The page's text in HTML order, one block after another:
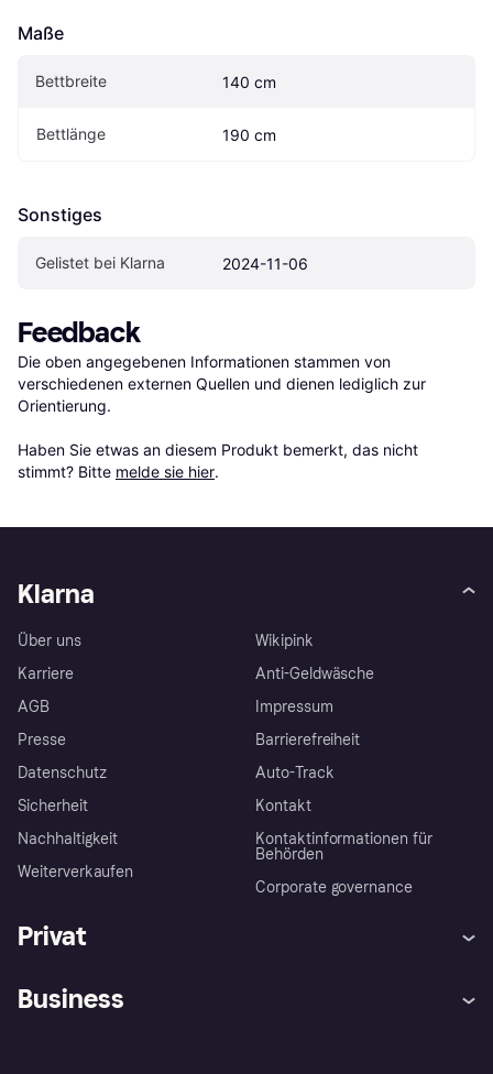
Maße
Bettbreite 140 cm
Bettlänge 190 cm
Sonstiges
Gelistet bei Klarna 2024-11-06
Feedback
Die oben angegebenen Informationen stammen von
verschiedenen externen Quellen und dienen lediglich zur
Orientierung.
Haben Sie etwas an diesem Produkt bemerkt, das nicht
stimmt? Bitte melde sie hier.
Klarna
Über uns
Karriere
AGB
Presse
Datenschutz
Sicherheit
Nachhaltigkeit
Weiterverkaufen
Wikipink
Anti-Geldwäsche
Impressum
Barrierefreiheit
Auto-Track
Kontakt
Kontaktinformationen für
Behörden
Corporate governance
Privat
Business